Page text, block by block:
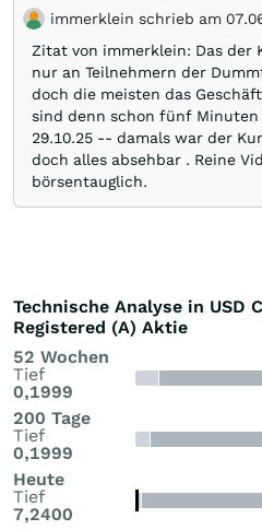
immerklein schrieb am
Zitat von immerklein: Das der
nur an Teilnehmern der
doch die meisten das
sind denn schon fünf Minuten
29.10.25 -- damals war der
doch alles absehbar . Reine
börsentauglich.
Technische Analyse in USD
Registered (A) Aktie
52 Wochen
Tief
0,1999
200 Tage
Tief
0,1999
Heute
Tief
7,2400